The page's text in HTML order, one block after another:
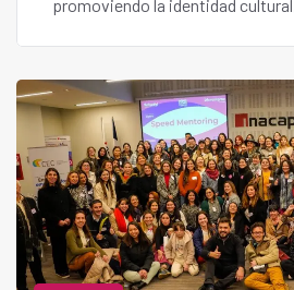
promoviendo la identidad